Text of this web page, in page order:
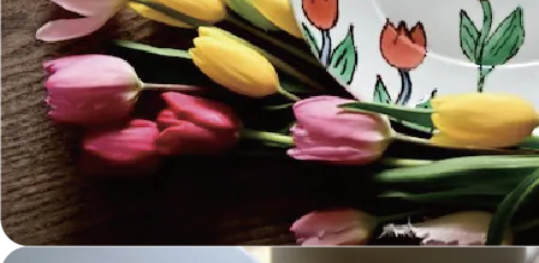
マグ & カップ Mugs & Cups
箸置き Chopstick Rests
箸・カトラリー Chop Sticks & Cutlery
トレイ Trays
ポット Pots
一輪挿し・花瓶